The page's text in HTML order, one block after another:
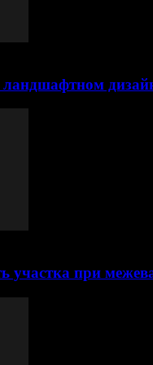
ландшафтном
участка при